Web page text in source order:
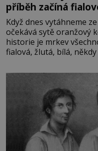
příběh začíná
Když dnes vytáhneme
očekává sytě oranžový
historie je mrkev
fialová, žlutá, bílá,
bez které si českou